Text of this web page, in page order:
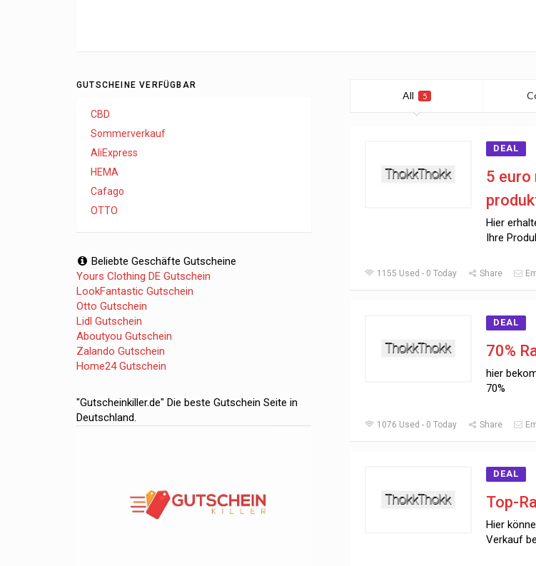
All 5
DEAL
5 euro
Hier
Ihre
1155 Used - 0 Today Share
DEAL
70%
hier
70%
1076 Used - 0 Today Share
DEAL
Top-
Hier
Verkauf
GUTSCHEINE VERFÜGBAR
CBD
Sommerverkauf
AliExpress
HEMA
Cafago
OTTO
Beliebte Geschäfte Gutscheine
Yours Clothing DE Gutschein
LookFantastic Gutschein
Otto Gutschein
Lidl Gutschein
Aboutyou Gutschein
Zalando Gutschein
Home24 Gutschein
"Gutscheinkiller.de" Die beste Gutschein Seite in
Deutschland.